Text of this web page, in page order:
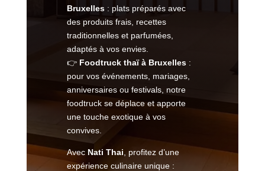
Bruxelles: plats préparés avec
des produits frais, recettes
traditionnelles et parfumées,
adaptés à vos envies.
👉 Foodtruck thaï à Bruxelles:
pour vos événements, mariages,
anniversaires ou festivals, notre
foodtruck se déplace et apporte
une touche exotique à vos
convives.
Avec Nati Thai , profitez d’une
expérience culinaire unique :